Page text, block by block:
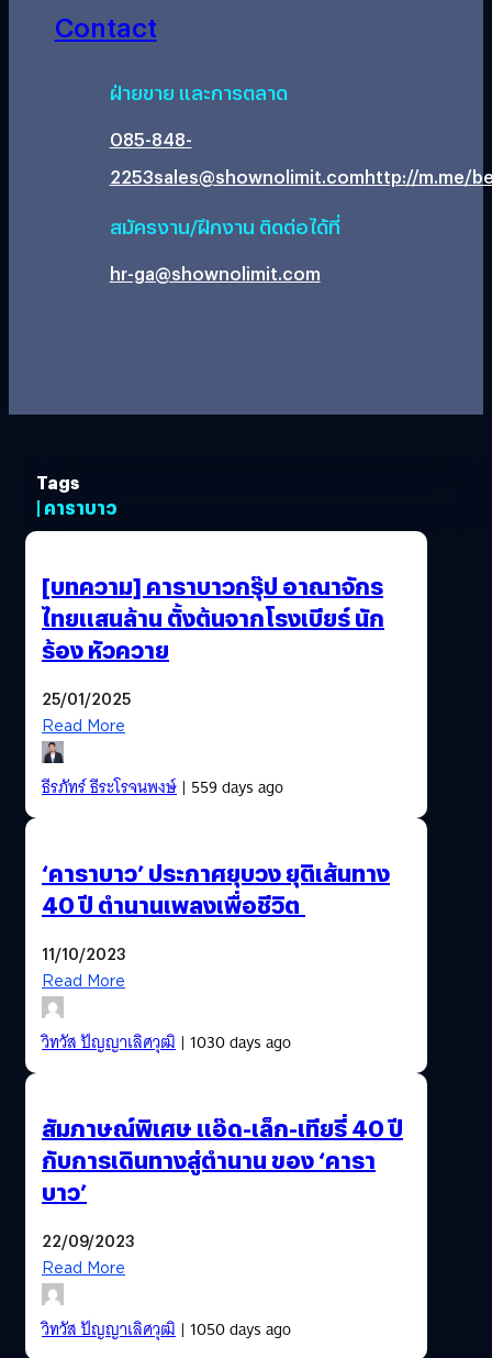
Contact
ฝ่ายขาย และการตลาด
085-848-
2253sales@shownolimit.comhttp://m.me/
สมัครงาน/ฝึกงาน ติดต่อได้ที่
hr-ga@shownolimit.com
Tags
| คาราบาว
[บทความ] คาราบาวกรุ๊ป อาณาจักร
ไทยแสนล้าน ตั้งต้นจากโรงเบียร์ นัก
ร้อง หัวควาย
25/01/2025
Read More
ธีรภัทร์ ธีระโรจนพงษ์| 559 days ago
‘คาราบาว’ ประกาศยุบวง ยุติเส้นทาง
40 ปี ตำนานเพลงเพื่อชีวิต
11/10/2023
Read More
วิทวัส ปัญญาเลิศวุฒิ| 1030 days ago
สัมภาษณ์พิเศษ แอ๊ด-เล็ก-เทียรี่ 40 ปี
กับการเดินทางสู่ตำนาน ของ ‘คารา
บาว’
22/09/2023
Read More
วิทวัส ปัญญาเลิศวุฒิ| 1050 days ago